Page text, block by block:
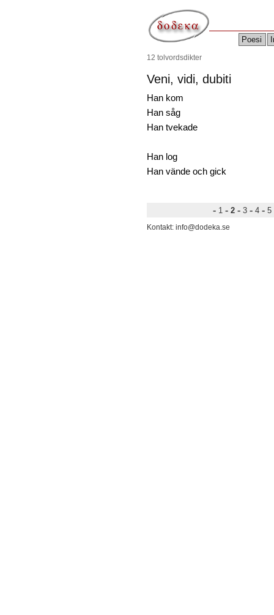
Poesi
12 tolvordsdikter
Veni, vidi, dubiti
Han kom
Han såg
Han tvekade
Han log
Han vände och gick
-1 - 2 -3 -4 -5
Kontakt: info@dodeka.se